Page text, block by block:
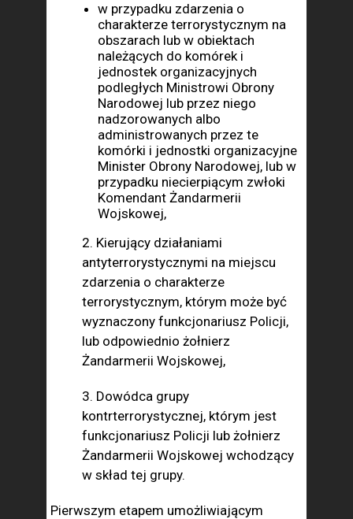
w przypadku zdarzenia o
charakterze terrorystycznym na
obszarach lub w obiektach
należących do komórek i
jednostek organizacyjnych
podległych Ministrowi Obrony
Narodowej lub przez niego
nadzorowanych albo
administrowanych przez te
komórki i jednostki organizacyjne
Minister Obrony Narodowej, lub w
przypadku niecierpiącym zwłoki
Komendant Żandarmerii
Wojskowej,
2. Kierujący działaniami
antyterrorystycznymi na miejscu
zdarzenia o charakterze
terrorystycznym, którym może być
wyznaczony funkcjonariusz Policji,
lub odpowiednio żołnierz
Żandarmerii Wojskowej,
3. Dowódca grupy
kontrterrorystycznej, którym jest
funkcjonariusz Policji lub żołnierz
Żandarmerii Wojskowej wchodzący
w skład tej grupy.
Pierwszym etapem umożliwiającym